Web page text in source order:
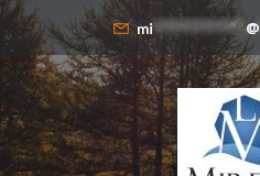
mi**************@